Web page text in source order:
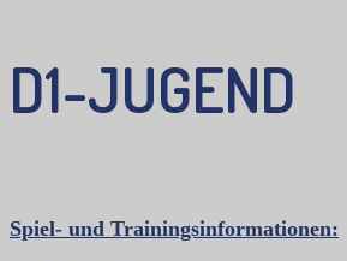
D1-JUGEND
Spiel- und Trainingsinformationen: